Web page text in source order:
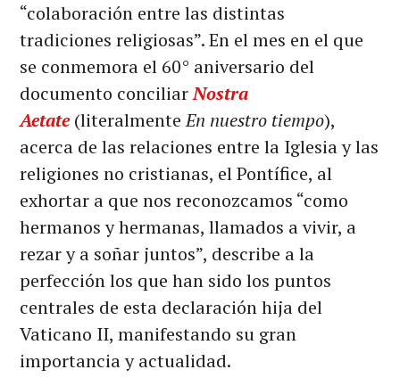
“colaboración entre las distintas
tradiciones religiosas”. En el mes en el que
se conmemora el 60° aniversario del
documento conciliarNostra
Aetate(literalmenteEn nuestro tiempo),
acerca de las relaciones entre la Iglesia y las
religiones no cristianas, el Pontífice, al
exhortar a que nos reconozcamos “como
hermanos y hermanas, llamados a vivir, a
rezar y a soñar juntos”, describe a la
perfección los que han sido los puntos
centrales de esta declaración hija del
Vaticano II, manifestando su gran
importancia y actualidad.